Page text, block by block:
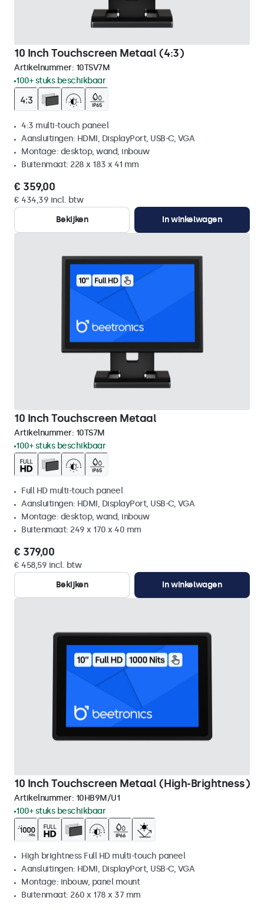
10 Inch Touchscreen Metaal (4:3)
Artikelnummer: 10TSV7M
100+ stuks beschikbaar
4:3 multi-touch paneel
Aansluitingen: HDMI, DisplayPort, USB-C, VGA
Montage: desktop, wand, inbouw
Buitenmaat: 228 x 183 x 41 mm
€ 359,00
€ 434,39 incl. btw
Bekijken
In winkelwagen
10 Inch Touchscreen Metaal
Artikelnummer: 10TS7M
100+ stuks beschikbaar
Full HD multi-touch paneel
Aansluitingen: HDMI, DisplayPort, USB-C, VGA
Montage: desktop, wand, inbouw
Buitenmaat: 249 x 170 x 40 mm
€ 379,00
€ 458,59 incl. btw
Bekijken
In winkelwagen
10 Inch Touchscreen Metaal (High-Brightness)
Artikelnummer: 10HB9M/U1
100+ stuks beschikbaar
High brightness Full HD multi-touch paneel
Aansluitingen: HDMI, DisplayPort, USB-C, VGA
Montage: inbouw, panel mount
Buitenmaat: 260 x 178 x 37 mm